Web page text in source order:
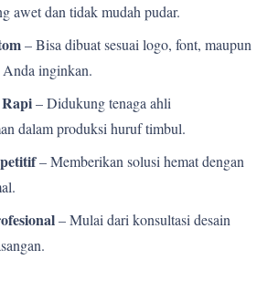
awet dan tidak mudah pudar.
– Bisa dibuat sesuai logo, font, maupun
inginkan.
– Didukung tenaga ahli
dalam produksi huruf timbul.
– Memberikan solusi hemat dengan
– Mulai dari konsultasi desain